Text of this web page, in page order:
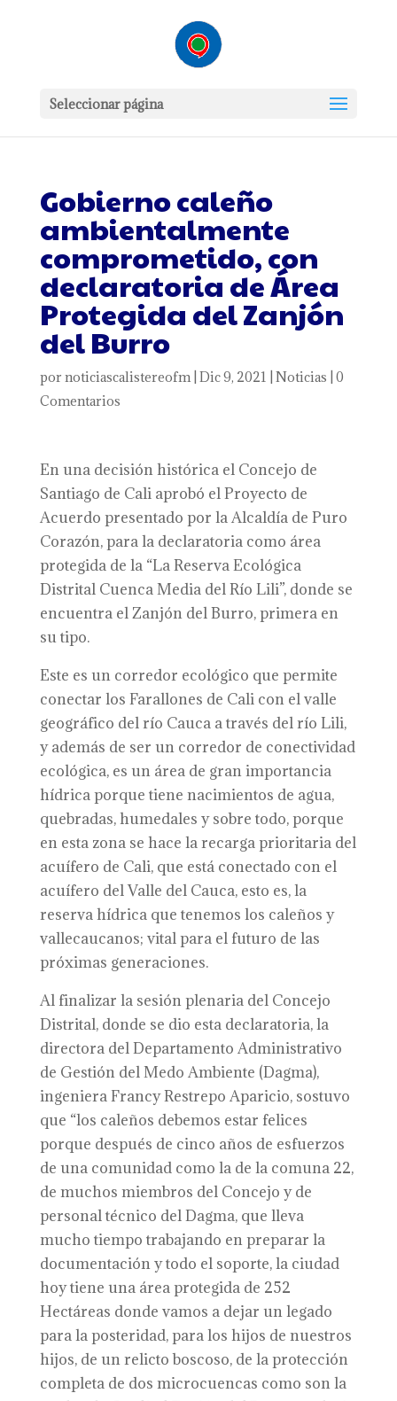
Seleccionar página
Gobierno caleño
ambientalmente
comprometido, con
declaratoria de Área
Protegida del Zanjón
del Burro
por noticiascalistereofm| Dic 9, 2021 Noticias 0
Comentarios
En una decisión histórica el Concejo de
Santiago de Cali aprobó el Proyecto de
Acuerdo presentado por la Alcaldía de Puro
Corazón, para la declaratoria como área
protegida de la “La Reserva Ecológica
Distrital Cuenca Media del Río Lili”, donde se
encuentra el Zanjón del Burro, primera en
su tipo.
Este es un corredor ecológico que permite
conectar los Farallones de Cali con el valle
geográfico del río Cauca a través del río Lili,
y además de ser un corredor de conectividad
ecológica, es un área de gran importancia
hídrica porque tiene nacimientos de agua,
quebradas, humedales y sobre todo, porque
en esta zona se hace la recarga prioritaria del
acuífero de Cali, que está conectado con el
acuífero del Valle del Cauca, esto es, la
reserva hídrica que tenemos los caleños y
vallecaucanos; vital para el futuro de las
próximas generaciones.
Al finalizar la sesión plenaria del Concejo
Distrital, donde se dio esta declaratoria, la
directora del Departamento Administrativo
de Gestión del Medo Ambiente (Dagma),
ingeniera Francy Restrepo Aparicio, sostuvo
que “los caleños debemos estar felices
porque después de cinco años de esfuerzos
de una comunidad como la de la comuna 22,
de muchos miembros del Concejo y de
personal técnico del Dagma, que lleva
mucho tiempo trabajando en preparar la
documentación y todo el soporte, la ciudad
hoy tiene una área protegida de 252
Hectáreas donde vamos a dejar un legado
para la posteridad, para los hijos de nuestros
hijos, de un relicto boscoso, de la protección
completa de dos microcuencas como son la